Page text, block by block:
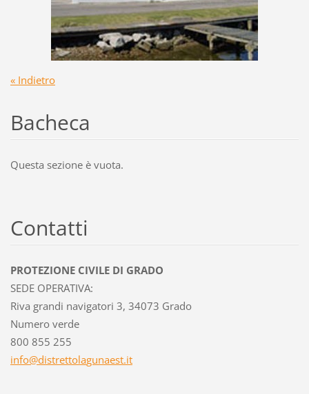
« Indietro
Bacheca
Questa sezione è vuota.
Contatti
PROTEZIONE CIVILE DI GRADO
SEDE OPERATIVA:
Riva grandi navigatori 3, 34073 Grado
Numero verde
800 855 255
info@distrettolagunaest.it